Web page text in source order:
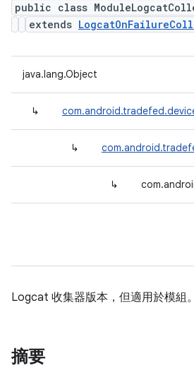
public class
extends
java.lang.Object
↳
↳
↳
Logcat 收集器版本，但適用於模組。
摘要